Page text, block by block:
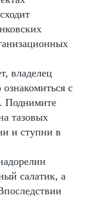
владелец
с
Поднимите
тазовых
и ступни в
салатик, а